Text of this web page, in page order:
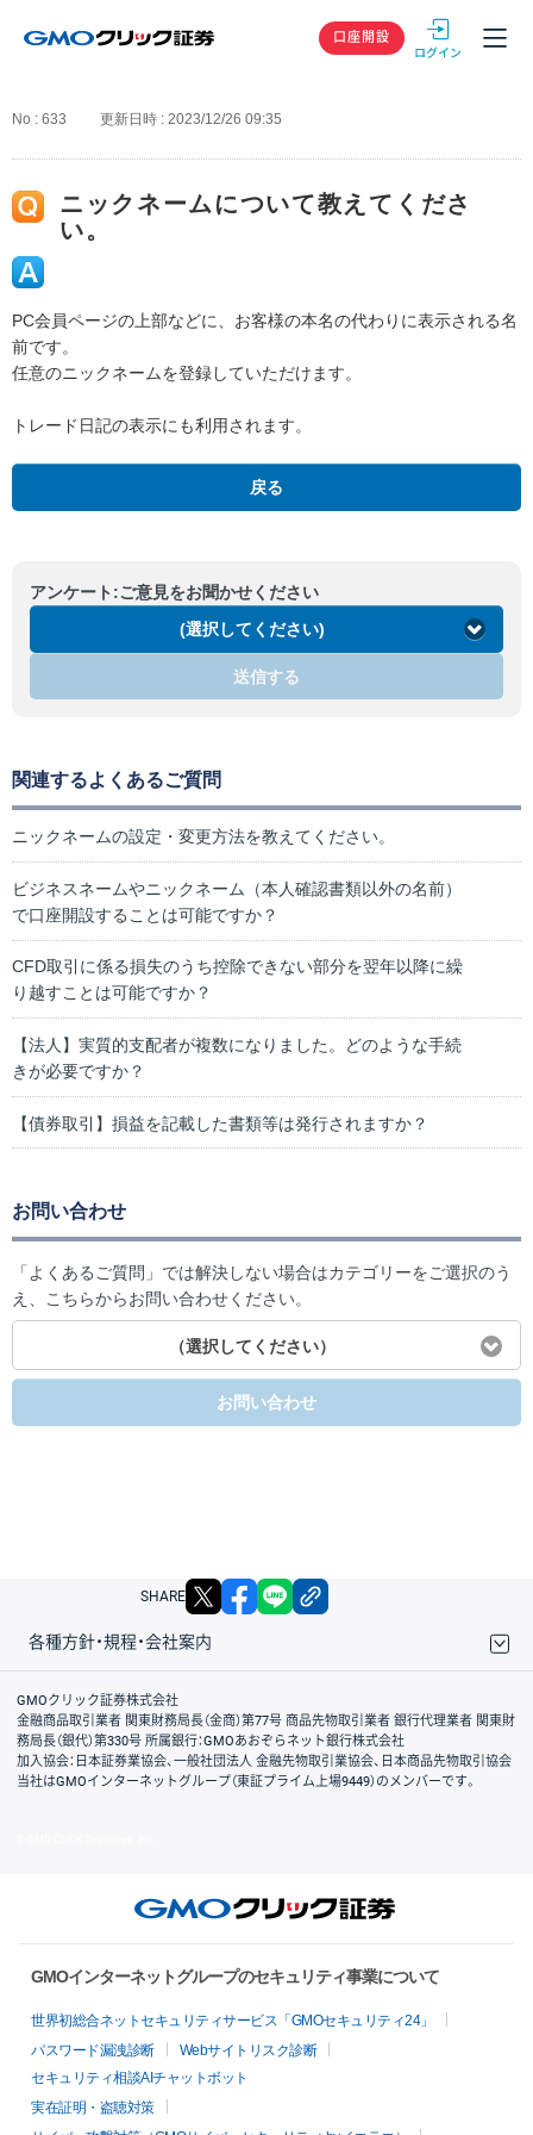
GMOクリック
口座開設
No : 633 更新日時 : 2023/12/26 09:35
ニックネームについて教えてくださ
い。
PC会員ページの上部などに、お客様の本名の代わりに表示される名
前です。
任意のニックネームを登録していただけます。
トレード日記の表示にも利用されます。
戻る
アンケート:ご意見をお聞かせください
(選択してください)
送信する
関連するよくあるご質問
ニックネームの設定・変更方法を教えてください。
ビジネスネームやニックネーム（本人確認書類以外の名前）
で口座開設することは可能ですか？
CFD取引に係る損失のうち控除できない部分を翌年以降に繰
り越すことは可能ですか？
【法人】実質的支配者が複数になりました。どのような手続
きが必要ですか？
【債券取引】損益を記載した書類等は発行されますか？
お問い合わせ
「よくあるご質問」では解決しない場合はカテゴリーをご選択のう
え、こちらからお問い合わせください。
（選択してください）
お問い合わせ
SHARE X facebook
各種方針・規程・会社案内
取引規程・約款
サイトマップ
その他のご案内
個人情報保護方針
最良執行方針
サイトのご利用について
ディスクレイマー
信託保全
リスク説明
会社案内
GMOクリック証券株式会社
金融商品取引業者 関東財務局長（金商）第77号 商品先物取引業者 銀行代理業者 関東財
務局長（銀代）第330号 所属銀行：GMOあおぞらネット銀行株式会社
加入協会：日本証券業協会、一般社団法人 金融先物取引業協会、日本商品先物取引協会
当社はGMOインターネットグループ（東証プライム上場9449）のメンバーです。
GMOインターネットグループのセキュリティ事業について
世界初総合ネットセキュリティサービス「GMOセキュリティ24」
パスワード漏洩診断
Webサイトリスク診断
セキュリティ相談AIチャットボット
実在証明・盗聴対策